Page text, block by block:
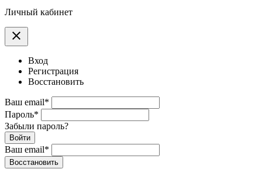
Личный кабинет
clear
Вход
Регистрация
Восстановить
Ваш email*
Пароль*
Забыли пароль?
Войти
Ваш email*
Воcстановить